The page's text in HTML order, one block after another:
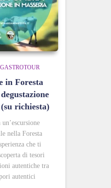
GASTROTOUR
in Foresta
richiesta)
nella Foresta
che ti
di tesori
autentiche tra
autentici